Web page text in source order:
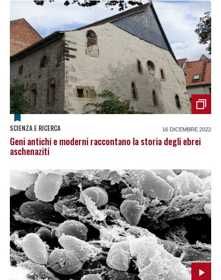
SCIENZA E RICERCA 16 DICEMBRE 2022
Geni antichi e moderni raccontano la storia degli ebrei
aschenaziti